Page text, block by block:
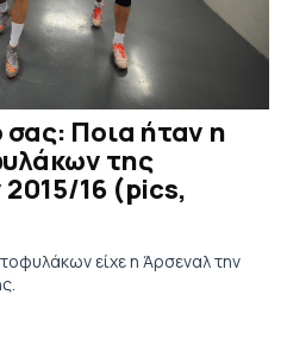
σας: Ποια ήταν η
της
2015/16 (pics,
είχε η Άρσεναλ την